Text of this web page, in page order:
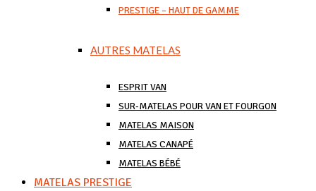
PRESTIGE – HAUT DE GAMME
AUTRES MATELAS
ESPRIT VAN
SUR-MATELAS POUR VAN ET FOURGON
MATELAS MAISON
MATELAS CANAPÉ
MATELAS BÉBÉ
MATELAS PRESTIGE